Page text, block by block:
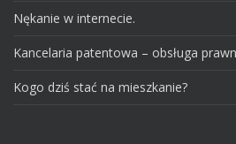
Nękanie w internecie.
Kancelaria patentowa – obsługa
Kogo dziś stać na mieszkanie?